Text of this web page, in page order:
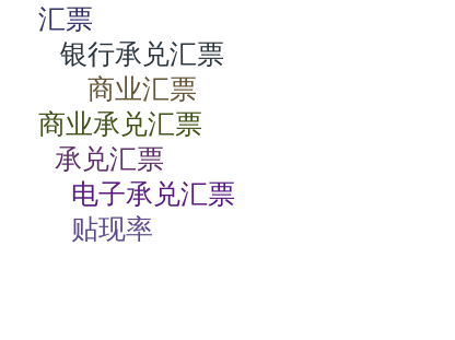
汇票
银行承兑汇票
商业汇票
商业承兑汇票
承兑汇票
电子承兑汇票
贴现率